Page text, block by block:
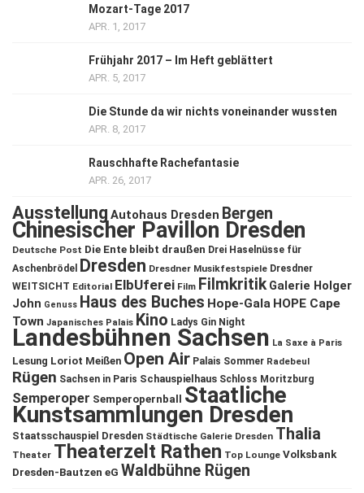
Mozart-Tage 2017
APR. 1, 2017
Frühjahr 2017 – Im Heft geblättert
APR. 5, 2017
Die Stunde da wir nichts voneinander wussten
APR. 8, 2017
Rauschhafte Rachefantasie
APR. 26, 2017
Ausstellung Autohaus Dresden Bergen
Chinesischer Pavillon Dresden
Deutsche Post Die Ente bleibt draußen Drei Haselnüsse für
Aschenbrödel
Dresden Dresdner Musikfestspiele Dresdner
WEITSICHT Editorial ElbUferei Film Filmkritik Galerie Holger
John Genuss Haus des Buches Hope-Gala HOPE Cape
Town Japanisches Palais Kino Ladys Gin Night
Landesbühnen Sachsen La Saxe à Paris
Lesung Loriot Meißen Open Air Palais Sommer Radebeul
Rügen Sachsen in Paris Schauspielhaus Schloss Moritzburg
Semperoper Semperopernball Staatliche
Kunstsammlungen Dresden
Staatsschauspiel Dresden Städtische Galerie Dresden Thalia
Theater Theaterzelt Rathen Top Lounge Volksbank
Dresden-Bautzen eG Waldbühne Rügen